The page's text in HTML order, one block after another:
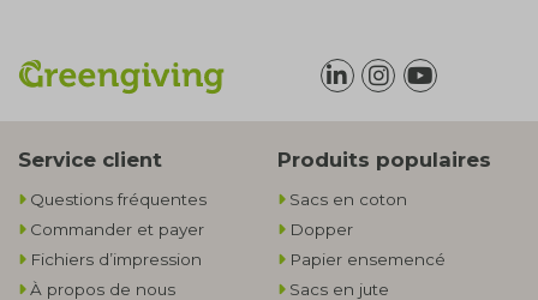
Service client
Questions fréquentes
Commander et payer
Fichiers d’impression
À propos de nous
Produits populaires
Sacs en coton
Dopper
Papier ensemencé
Sacs en jute